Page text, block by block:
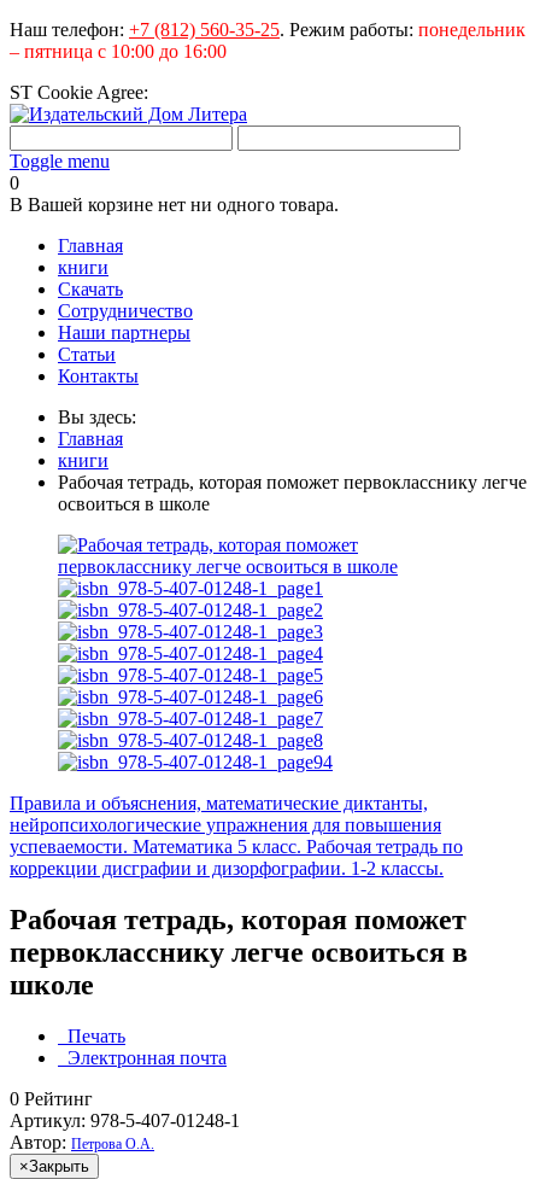
Наш телефон: +7 (812) 560-35-25. Режим работы: понедельник
– пятница с 10:00 до 16:00
ST Cookie Agree:
Toggle menu
0
В Вашей корзине нет ни одного товара.
Главная
книги
Скачать
Сотрудничество
Наши партнеры
Статьи
Контакты
Вы здесь:
Главная
книги
Рабочая тетрадь, которая поможет первокласснику легче
освоиться в школе
Правила и объяснения, математические диктанты,
нейропсихологические упражнения для повышения
успеваемости. Математика 5 класс. Рабочая тетрадь по
коррекции дисграфии и дизорфографии. 1-2 классы.
Рабочая тетрадь, которая поможет
первокласснику легче освоиться в
школе
Печать
Электронная почта
0 Рейтинг
Артикул: 978-5-407-01248-1
Автор: Петрова О.А.
×Закрыть